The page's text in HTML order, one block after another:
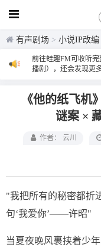
有声剧场 > 小说IP改编
前往蛙趣FM可收听
播剧），还会发现更
《他的纸飞机
谜案 ×
作者： 云川
"我把所有的秘密都折
句‘我爱你’——许昭"
当夏夜晚风裹挟着少